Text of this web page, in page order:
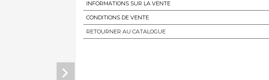
INFORMATIONS SUR LA VENTE
CONDITIONS DE VENTE
RETOURNER AU CATALOGUE